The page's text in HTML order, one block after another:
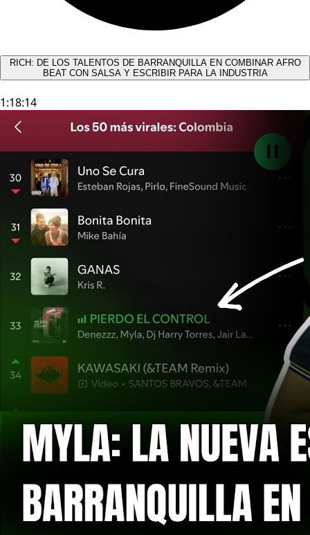
RICH: DE LOS TALENTOS DE BARRANQUILLA EN COMBINAR AFRO
BEAT CON SALSA Y ESCRIBIR PARA LA INDUSTRIA
1:18:14